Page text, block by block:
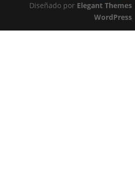
Diseñado por Elegant Themes
WordPress